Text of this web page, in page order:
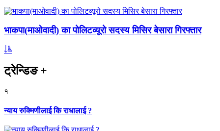
भाकपा(माओवादी) का पोलिटव्यूरो सदस्य मिसिर बेसारा गिरफ्तार
ट्रेन्डिङ+
१
न्याय रुक्मिणीलाई कि राधालाई ?